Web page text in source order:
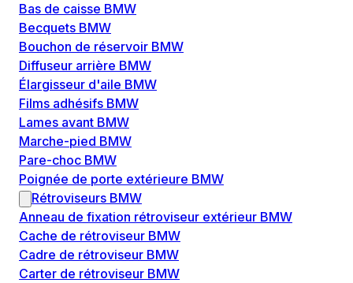
Bas de caisse BMW
Becquets BMW
Bouchon de réservoir BMW
Diffuseur arrière BMW
Élargisseur d'aile BMW
Films adhésifs BMW
Lames avant BMW
Marche-pied BMW
Pare-choc BMW
Poignée de porte extérieure BMW
Rétroviseurs BMW
Anneau de fixation rétroviseur extérieur BMW
Cache de rétroviseur BMW
Cadre de rétroviseur BMW
Carter de rétroviseur BMW